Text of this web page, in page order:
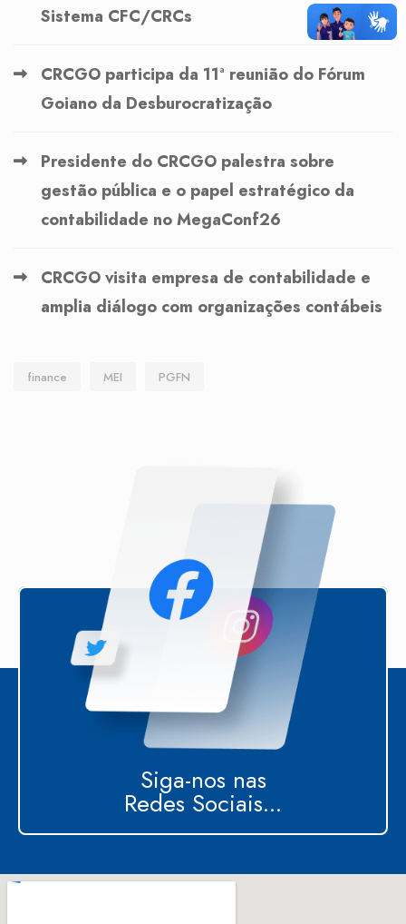
Sistema CFC/CRCs
CRCGO participa da 11ª reunião do Fórum
Goiano da Desburocratização
Presidente do CRCGO palestra sobre
gestão pública e o papel estratégico da
contabilidade no MegaConf26
CRCGO visita empresa de contabilidade e
amplia diálogo com organizações contábeis
finance MEI PGFN
Siga-nos nas
Redes Sociais...